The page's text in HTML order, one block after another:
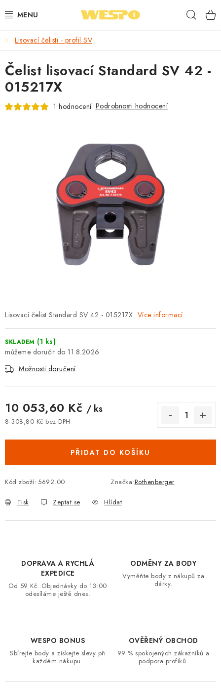
na
ARMATURY PRO TOPENÍ A VODU
TOPENÍ A OHŘEV VODY
TVAROVKY A TRUBKY
⭐ NEJLÉPE HODNOCENÉ
🎁 ODMĚNY ZA BODY
OBCHODNÍ PODMÍNKY
🚚 STAV OBJEDNÁVKY
VRÁCENÍ ZBOŽÍ A REKLAMACE
MOJE OBJEDNÁVKA
ZNAČKY
Podmínky ochrany osobních údajů
Moje objednávka
Lisovací čelisti - profil SV
Lisovací čelist Standard SV 42 - 015217X Více informací
SKLADEM (1 ks)
11.8.2026
Možnosti doručení
10 053,60 Kč / ks
8 308,80 Kč bez DPH
PŘIDAT DO KOŠÍKU
Kód zboží: 5692.00 Značka:Rothenberger
Tisk Zeptat se Hlídat
Čelist lisovací Standard SV 42 -
015217X
1 hodnocení Podrobnosti hodnocení
DOPRAVA A RYCHLÁ
EXPEDICE
Od 59 Kč. Objednávky do 13:00
odesíláme ještě dnes.
ODMĚNY ZA BODY
Vyměňte body z nákupů za
dárky.
WESPO BONUS
Sbírejte body a získejte slevy při
každém nákupu.
OVĚŘENÝ OBCHOD
99 % spokojených zákazníků a
podpora profíků.